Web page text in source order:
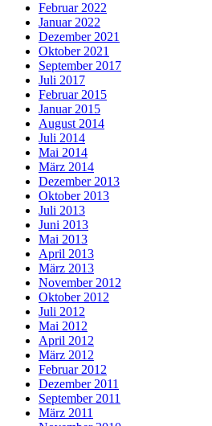
Februar 2022
Januar 2022
Dezember 2021
Oktober 2021
September 2017
Juli 2017
Februar 2015
Januar 2015
August 2014
Juli 2014
Mai 2014
März 2014
Dezember 2013
Oktober 2013
Juli 2013
Juni 2013
Mai 2013
April 2013
März 2013
November 2012
Oktober 2012
Juli 2012
Mai 2012
April 2012
März 2012
Februar 2012
Dezember 2011
September 2011
März 2011